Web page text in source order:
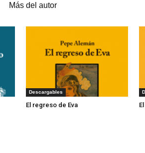
Más del autor
Descargables
El regreso de Eva